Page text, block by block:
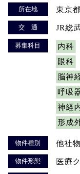
所在地 東京
交 通 JR総
募集科目 内科
眼科
脳神
呼吸
神経
形成
物件種別 他社
物件形態 医療